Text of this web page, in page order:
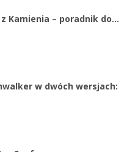
Kamienia – poradnik do…
w dwóch wersjach: